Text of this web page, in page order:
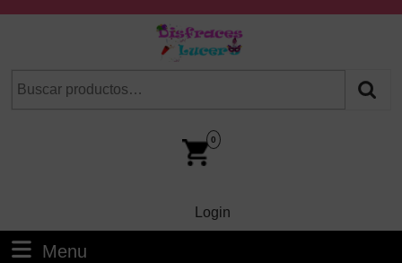
Cuando hay resultados autocompletados, puedes utilizar
0
LoginLogin
Menu